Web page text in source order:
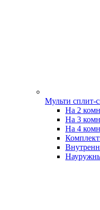
Мульти сплит-
На 2
На 3
На 4